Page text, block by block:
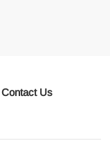
Contact Us